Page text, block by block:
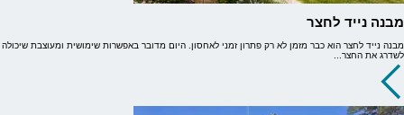
מבנה נייד לחצר
מבנה נייד לחצר הוא כבר מזמן לא רק פתרון זמני לאחסון. היום מדובר באפשרות שימושית ומעוצבת שיכולה
לשדרג את החצר...